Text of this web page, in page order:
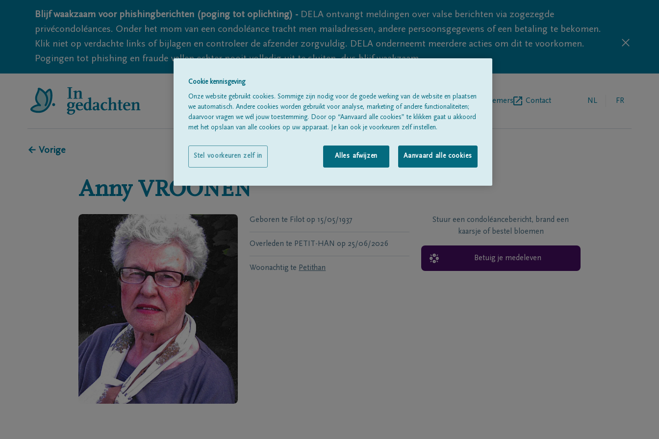
Blijf waakzaam voor phishingberichten (poging tot oplichting) - DELA ontvangt meldingen over valse berichten via zogezegde
privécondoléances. Onder het mom van een condoléance tracht men mailadressen, andere persoonsgegevens of een betaling te bekomen.
Klik niet op verdachte links of bijlagen en controleer de afzender zorgvuldig. DELA onderneemt meerdere acties om dit te voorkomen.
Pogingen tot phishing en fraude vallen echter nooit volledig uit te sluiten, dus blijf waakzaam.
Alle rouwberichtenOver onsBegrafenisondernemers Contact NL FR
← Vorige
Anny VROONEN
Geboren te Filot op 15/05/1937
Overleden te PETIT-HAN op 25/06/2026
Woonachtig te Petithan
Stuur een condoléancebericht, brand een
kaarsje of bestel bloemen
Betuig je medeleven
Cookie kennisgeving
Onze website gebruikt cookies. Sommige zijn nodig voor de goede werking van de website en plaatsen
we automatisch. Andere cookies worden gebruikt voor analyse, marketing of andere functionaliteiten;
daarvoor vragen we wél jouw toestemming. Door op “Aanvaard alle cookies” te klikken gaat u akkoord
met het opslaan van alle cookies op uw apparaat. Je kan ook je voorkeuren zelf instellen.
Alles afwijzen Aanvaard alle cookies
Stel voorkeuren zelf in